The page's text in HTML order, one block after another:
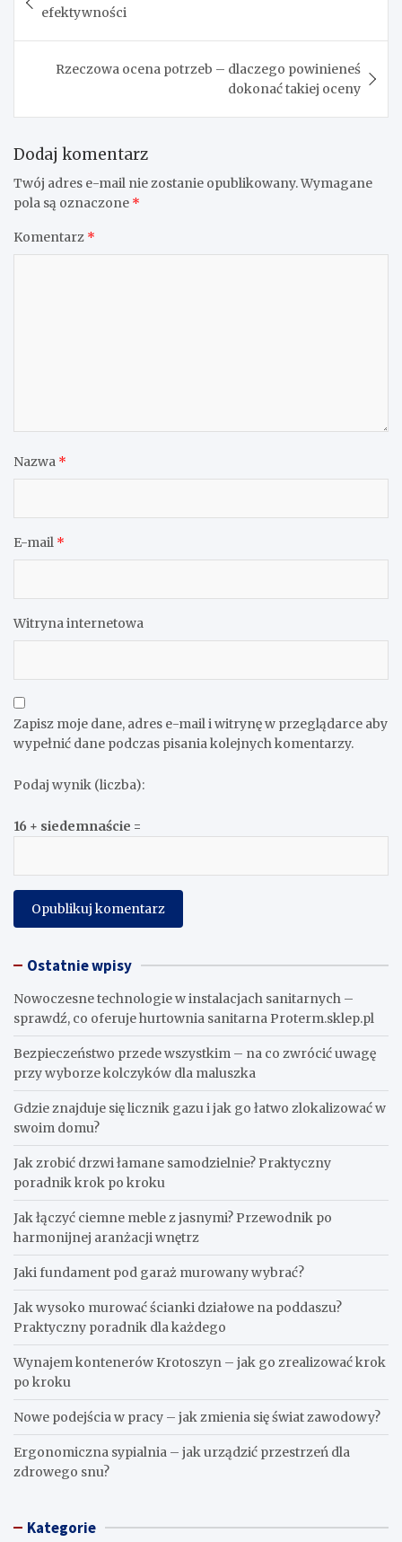
wpisu
efektywności
Rzeczowa ocena potrzeb – dlaczego powinieneś
dokonać takiej oceny
Dodaj komentarz
Twój adres e-mail nie zostanie opublikowany.Wymagane
pola są oznaczone *
Komentarz *
Nazwa *
E-mail *
Witryna internetowa
Zapisz moje dane, adres e-mail i witrynę w przeglądarce aby
wypełnić dane podczas pisania kolejnych komentarzy.
Podaj wynik (liczba):
16 + siedemnaście =
Ostatnie wpisy
Nowoczesne technologie w instalacjach sanitarnych –
sprawdź, co oferuje hurtownia sanitarna Proterm.sklep.pl
Bezpieczeństwo przede wszystkim – na co zwrócić uwagę
przy wyborze kolczyków dla maluszka
Gdzie znajduje się licznik gazu i jak go łatwo zlokalizować w
swoim domu?
Jak zrobić drzwi łamane samodzielnie? Praktyczny
poradnik krok po kroku
Jak łączyć ciemne meble z jasnymi? Przewodnik po
harmonijnej aranżacji wnętrz
Jaki fundament pod garaż murowany wybrać?
Jak wysoko murować ścianki działowe na poddaszu?
Praktyczny poradnik dla każdego
Wynajem kontenerów Krotoszyn – jak go zrealizować krok
po kroku
Nowe podejścia w pracy – jak zmienia się świat zawodowy?
Ergonomiczna sypialnia – jak urządzić przestrzeń dla
zdrowego snu?
Kategorie